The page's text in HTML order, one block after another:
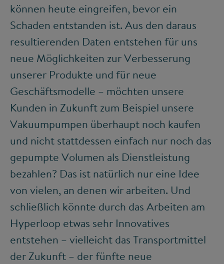
können heute eingreifen, bevor ein
Schaden entstanden ist. Aus den daraus
resultierenden Daten entstehen für uns
neue Möglichkeiten zur Verbesserung
unserer Produkte und für neue
Geschäftsmodelle – möchten unsere
Kunden in Zukunft zum Beispiel unsere
Vakuumpumpen überhaupt noch kaufen
und nicht stattdessen einfach nur noch das
gepumpte Volumen als Dienstleistung
bezahlen? Das ist natürlich nur eine Idee
von vielen, an denen wir arbeiten. Und
schließlich könnte durch das Arbeiten am
Hyperloop etwas sehr Innovatives
entstehen – vielleicht das Transportmittel
der Zukunft – der fünfte neue